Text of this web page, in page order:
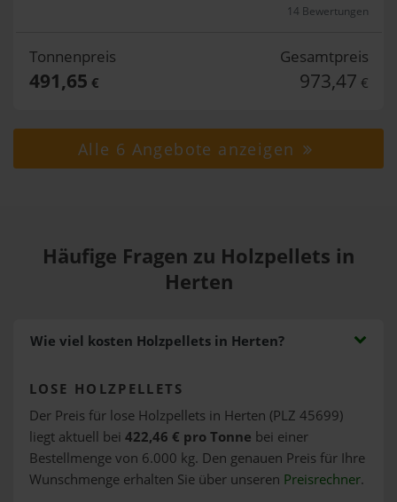
14 Bewertungen
Tonnenpreis
491,65 €
Gesamtpreis
973,47 €
Alle 6 Angebote anzeigen
Häufige Fragen zu Holzpellets in
Herten
Wie viel kosten Holzpellets in Herten?
LOSE HOLZPELLETS
Der Preis für lose Holzpellets in Herten (PLZ 45699)
liegt aktuell bei 422,46 € pro Tonne bei einer
Bestellmenge von 6.000 kg. Den genauen Preis für Ihre
Wunschmenge erhalten Sie über unseren Preisrechner.